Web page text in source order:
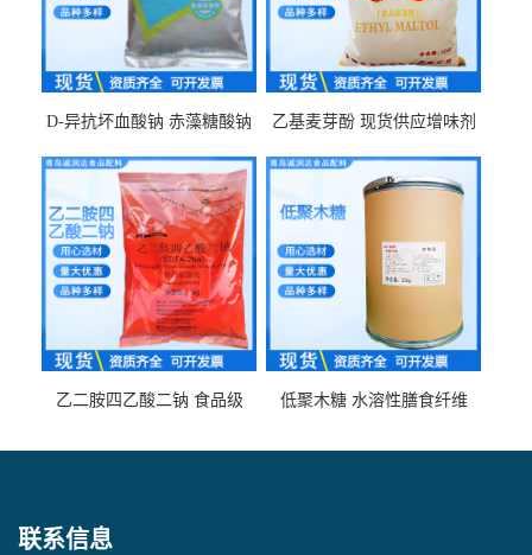
D-异抗坏血酸钠 赤藻糖酸钠
乙基麦芽酚 现货供应增味剂
乙二胺四乙酸二钠 食品级
低聚木糖 水溶性膳食纤维
联系信息